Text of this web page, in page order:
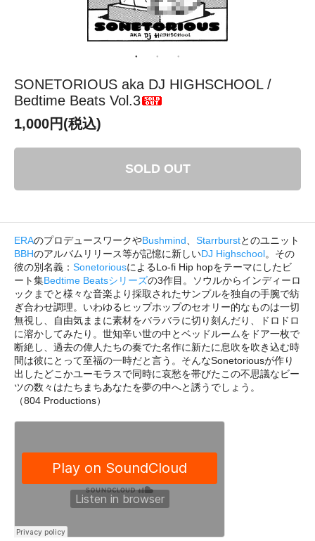
SONETORIOUS aka DJ HIGHSCHOOL /
Bedtime Beats Vol.3
1,000円(税込)
SOLD OUT
ERAのプロデュースワークやBushmind Starrburstとのユニット
BBHのアルバムリリース等が記憶に新しいDJ Highschool。その
彼の別名義： SonetoriousによるLo-fi Hip hopをテーマにしたビ
ート集Bedtime Beatsシリーズの3作目。ソウルからインディーロ
ックまでと様々な音楽より採取されたサンプルを独自の手腕で紡
ぎ合わせ調理。いわゆるヒップホップのセオリー的なものは一切
無視し、自由気ままに素材をバラバラに切り刻んだり、ドロドロ
に溶かしてみたり。世知辛い世の中とベッドルームをドア一枚で
断絶し、過去の偉人たちの奏でた名作に新たに息吹を吹き込む時
間は彼にとって至福の一時だと言う。そんなSonetoriousが作り
出したどこかユーモラスで同時に哀愁を帯びたこの不思議なビー
ツの数々はたちまちあなたを夢の中へと誘うでしょう。
（804 Productions）